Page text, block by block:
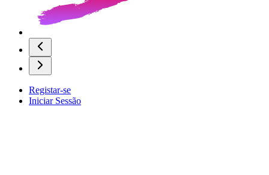
Registar-se
Iniciar Sessão